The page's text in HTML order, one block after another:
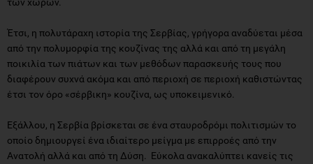
Έτσι, η πολυτάραχη ιστορία της Σερβίας, γρήγορα αναδύεται μέσα
από την πολυμορφία της κουζίνας της αλλά και από τη μεγάλη
ποικιλία των πιάτων και των μεθόδων παρασκευής τους που
διαφέρουν συχνά ακόμα και από περιοχή σε περιοχή καθιστώντας
έτσι τον όρο «σέρβικη» κουζίνα, ως υποκειμενικό.
Εξάλλου, η Σερβία βρίσκεται σε ένα σταυροδρόμι πολιτισμών το
οποίο δημιουργεί ένα ιδιαίτερο μείγμα με επιρροές από την
Ανατολή αλλά και από τη Δύση. Εύκολα ανακαλύπτει κανείς τις